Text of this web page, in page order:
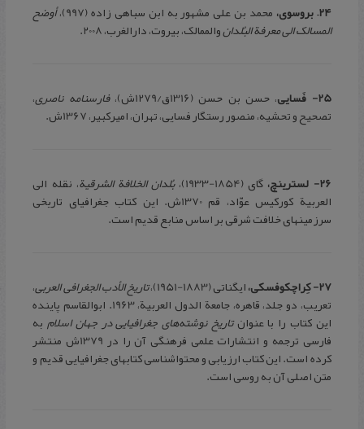
24– بروسوی، محمد بن علی مشهور به ابن سباهی زاده (997)، أوضح
المسالک الی معرفة البُلدانوالممالک، بیروت، دارالغرب، 2008.
25- فَسایی ، حسن بن حسن (1316ق/1279ش)، فارسنامه ناصری،
تصحیح و تحشیه، منصور رستگار فسایی، تهران، امیرکبیر، 1367ش.
26- لسترینچ، گای (1854-1933)، بُلدان الخلافة الشرقیة، نقله الی
العربیة کورکیس عوّاد، قم 1370ش. این کتاب جغرافیای تاریخی
سرزمینهای خلافت شرقی بر اساس منابع قدیم است.
27- کِراچکوفسکی، ایگناتی (1883-1951)، تاریخ الأدب الجغرافی العربی،
تعریب، دو جلد، قاهره، جامعة الدول العربیة، 1963. ابوالقاسم پاینده
این کتاب را با عنوانتاریخ نوشته‌های جغرافیایی در جهان اسلامبه
فارسی ترجمه و انتشارات علمی فرهنگی آن را در 1379ش منتشر
کرده است. این کتاب ارزیابی و محتواشناسی کتابهای جغرافیایی قدیم و
متن اصلی آن به روسی است.